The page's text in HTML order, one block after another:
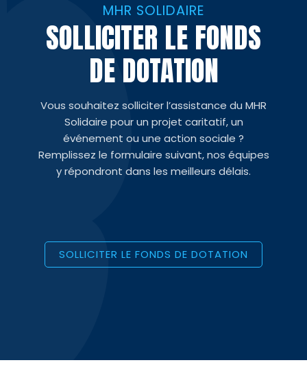
MHR SOLIDAIRE
SOLLICITER LE FONDS
DE DOTATION
Vous souhaitez solliciter l’assistance du MHR
Solidaire pour un projet caritatif, un
événement ou une action sociale ?
Remplissez le formulaire suivant, nos équipes
y répondront dans les meilleurs délais.
SOLLICITER LE FONDS DE DOTATION